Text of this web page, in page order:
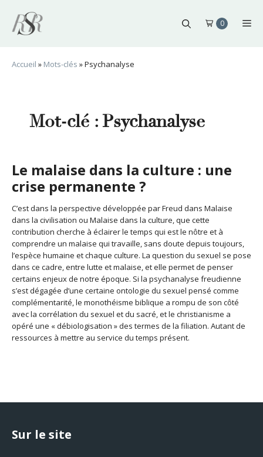
contenu
0
Accueil » Mots-clés »Psychanalyse
Mot-clé : Psychanalyse
Le malaise dans la culture : une
crise permanente ?
C’est dans la perspective développée par Freud dans Malaise
dans la civilisation ou Malaise dans la culture, que cette
contribution cherche à éclairer le temps qui est le nôtre et à
comprendre un malaise qui travaille, sans doute depuis toujours,
l’espèce humaine et chaque culture. La question du sexuel se pose
dans ce cadre, entre lutte et malaise, et elle permet de penser
certains enjeux de notre époque. Si la psychanalyse freudienne
s’est dégagée d’une certaine ontologie du sexuel pensé comme
complémentarité, le monothéisme biblique a rompu de son côté
avec la corrélation du sexuel et du sacré, et le christianisme a
opéré une « débiologisation » des termes de la filiation. Autant de
ressources à mettre au service du temps présent.
Sur le site